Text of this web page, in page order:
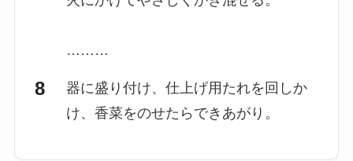
………
器に盛り付け、仕上げ用たれを回しか
け、香菜をのせたらできあがり。